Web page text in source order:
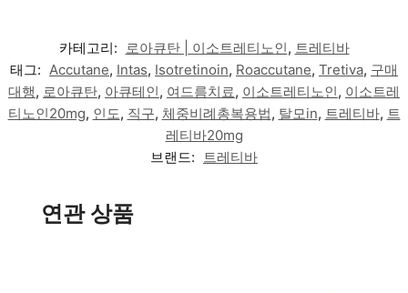
카테고리: 로아큐탄 | 이소트레티노인, 트레티바
태그: Accutane, Intas, Isotretinoin, Roaccutane, Tretiva, 구매
대행, 로아큐탄, 아큐테인, 여드름치료, 이소트레티노인, 이소트레
티노인20mg, 인도, 직구, 체중비례총복용법, 탈모in, 트레티바, 트
레티바20mg
브랜드: 트레티바
연관 상품